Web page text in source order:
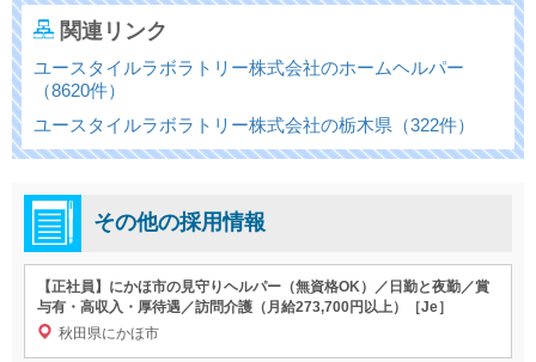
関連リンク
ユースタイルラボラトリー株式会社のホームヘルパー
（8620件）
ユースタイルラボラトリー株式会社の栃木県（322件）
その他の採用情報
【正社員】にかほ市の見守りヘルパー（無資格OK）／日勤と夜勤／賞
与有・高収入・厚待遇／訪問介護（月給273,700円以上）［Je］
秋田県にかほ市